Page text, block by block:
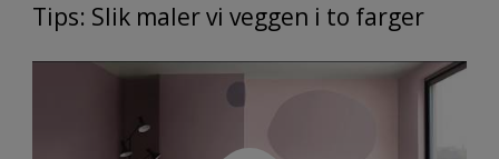
Tips: Slik maler vi veggen i to farger